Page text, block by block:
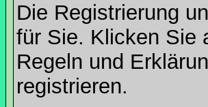
Die Registrierung
für Sie. Klicken Sie
Regeln und
registrieren.